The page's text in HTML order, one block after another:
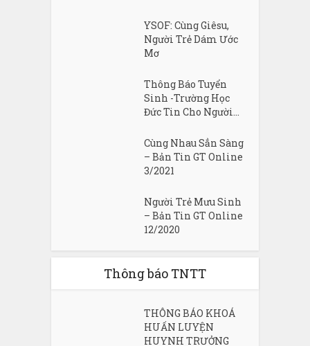
YSOF: Cùng Giêsu,
Người Trẻ Dám Ước
Mơ
Thông Báo Tuyển
Sinh -Trường Học
Đức Tin Cho Người...
Cùng Nhau Sẳn Sàng
– Bản Tin GT Online
3/2021
Người Trẻ Mưu Sinh
– Bản Tin GT Online
12/2020
Thông báo TNTT
THÔNG BÁO KHOÁ
HUẤN LUYỆN
HUYNH TRƯỞNG